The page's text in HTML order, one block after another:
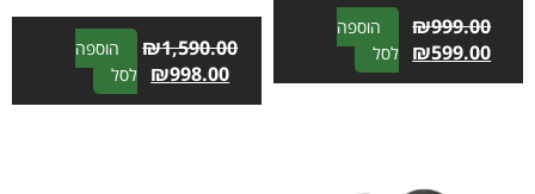
₪999.00
₪599.00
הוספה
לסל
A
l
₪1,590.00
₪998.00
הוספה
לסל
A
l